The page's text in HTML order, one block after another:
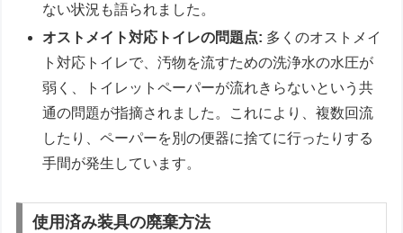
ない状況も語られました。
オストメイト対応トイレの問題点: 多くのオストメイ
ト対応トイレで、汚物を流すための洗浄水の水圧が
弱く、トイレットペーパーが流れきらないという共
通の問題が指摘されました。これにより、複数回流
したり、ペーパーを別の便器に捨てに行ったりする
手間が発生しています。
使用済み装具の廃棄方法